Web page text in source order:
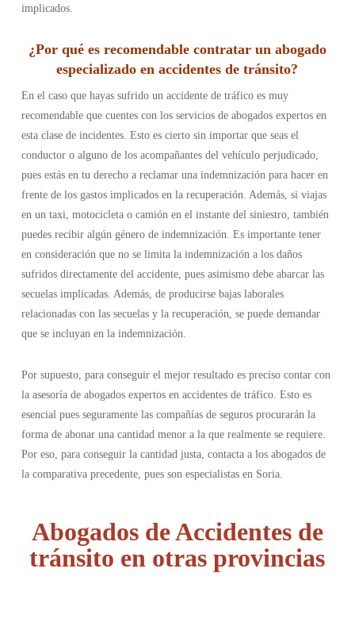
implicados.
¿Por qué es recomendable contratar un abogado
especializado en accidentes de tránsito?
En el caso que hayas sufrido un accidente de tráfico es muy
recomendable que cuentes con los servicios de abogados expertos en
esta clase de incidentes. Esto es cierto sin importar que seas el
conductor o alguno de los acompañantes del vehículo perjudicado,
pues estás en tu derecho a reclamar una indemnización para hacer en
frente de los gastos implicados en la recuperación. Además, si viajas
en un taxi, motocicleta o camión en el instante del siniestro, también
puedes recibir algún género de indemnización. Es importante tener
en consideración que no se limita la indemnización a los daños
sufridos directamente del accidente, pues asimismo debe abarcar las
secuelas implicadas. Además, de producirse bajas laborales
relacionadas con las secuelas y la recuperación, se puede demandar
que se incluyan en la indemnización.
Por supuesto, para conseguir el mejor resultado es preciso contar con
la asesoría de abogados expertos en accidentes de tráfico. Esto es
esencial pues seguramente las compañías de seguros procurarán la
forma de abonar una cantidad menor a la que realmente se requiere.
Por eso, para conseguir la cantidad justa, contacta a los abogados de
la comparativa precedente, pues son especialistas en Soria.
Abogados de Accidentes de
tránsito en otras provincias